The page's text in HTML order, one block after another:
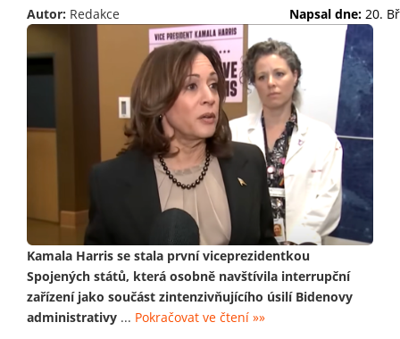
Autor: Redakce Napsal dne: 20.
Kamala Harris se stala první viceprezidentkou
Spojených států, která osobně navštívila interrupční
zařízení jako součást zintenzivňujícího úsilí Bidenovy
administrativy ... Pokračovat ve čtení »»